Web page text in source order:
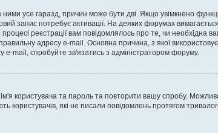
усе гаразд, причин може бути дві. Якщо увімкнено
запис потребує активації. На деяких форумах
реєстрації вам повідомлялось про те, чи
адресу e-mail. Основна причина, з якої
mail, спробуйте зв'язатись з адміністратором форуму.
користувача та пароль та повторити вашу спробу.
користувачів, які не писали повідомлень протягом